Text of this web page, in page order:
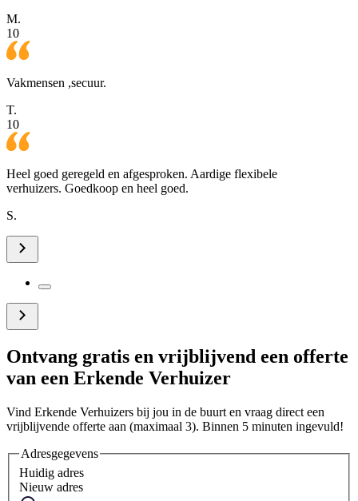
M.
10
Vakmensen ,secuur.
T.
10
Heel goed geregeld en afgesproken. Aardige flexibele
verhuizers. Goedkoop en heel goed.
S.
Ontvang gratis en vrijblijvend een offerte
van een Erkende Verhuizer
Vind Erkende Verhuizers bij jou in de buurt en vraag direct een
vrijblijvende offerte aan (maximaal 3). Binnen 5 minuten ingevuld!
Adresgegevens
Huidig adres
Nieuw adres